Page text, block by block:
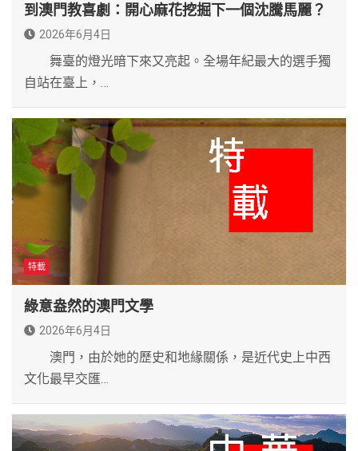
到澳門教喜劇：開心麻花挖掘下一個沈騰馬麗？
2026年6月4日
舞臺的燈光暗下來又亮起。全場年紀最大的選手獨
自站在臺上，…
特載
綠意盎然的澳門文學
2026年6月4日
澳門，由於她的歷史和地緣關係，是近代史上中西
文化最早交匯…